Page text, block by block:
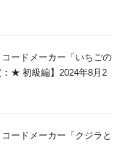
ードメーカー「いちごの
★ 初級編】2024年8月2
ードメーカー「クジラと